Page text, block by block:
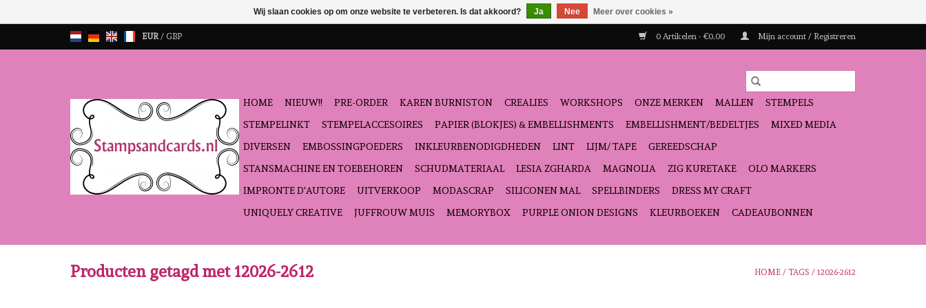
EUR/ GBP 0 Artikelen - €0,00 Mijn account / Registreren
HOME NIEUW!! PRE-ORDER KAREN BURNISTON CREALIES WORKSHOPS ONZE MERKEN MALLEN
STEMPELS
STEMPELINKT
STEMPELACCESOIRES PAPIER (BLOKJES) & EMBELLISHMENTS EMBELLISHMENT/BEDELTJES
MIXED MEDIA
DIVERSEN
EMBOSSINGPOEDERS INKLEURBENODIGDHEDEN LINT LIJM/ TAPE
GEREEDSCHAP
STANSMACHINE EN TOEBEHOREN
SCHUDMATERIAAL LESIA ZGHARDA MAGNOLIA ZIG KURETAKE
OLO MARKERS
IMPRONTE D'AUTORE
UITVERKOOP MODASCRAP SILICONEN MAL SPELLBINDERS
DRESS MY CRAFT
UNIQUELY CREATIVE
JUFFROUW MUIS MEMORYBOX PURPLE ONION DESIGNS KLEURBOEKEN CADEAUBONNEN
Producten getagd met 12026-2612 HOME / TAGS / 12026-2612
Wij slaan cookies op om onze website te verbeteren. Is dat akkoord? Ja Nee Meer over cookies »